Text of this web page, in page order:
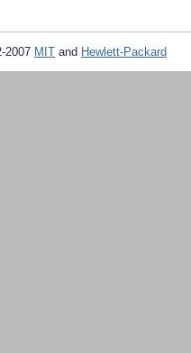
2007 MIT and Hewlett-Packard